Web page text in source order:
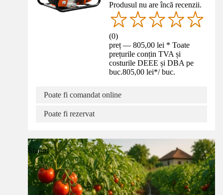
Produsul nu are încă recenzii.
(0)
preț — 805,00 lei * Toate
prețurile conțin TVA și
costurile DEEE și DBA pe
buc.805,00 lei*/ buc.
Poate fi comandat online
Poate fi rezervat
Sfaturi